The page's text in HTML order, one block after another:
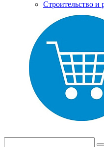
Строительство и